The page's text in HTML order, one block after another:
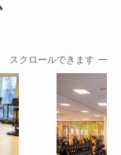
スクロールできます